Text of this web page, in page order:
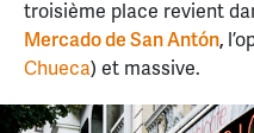
troisième place revient
Mercado de San Antón,
Chueca) et massive.